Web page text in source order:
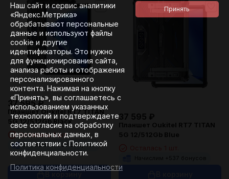
37 595 ₽
Планшет Oukitel RT7 TITAN
5G 12/512Gb Black
Осталась 1 шт.
Начислим +537 бонусов
В корзину
37 595 ₽
Планшет Oukitel RT7 TITAN
5G 12/512Gb Blue
Начислим + 537 бонусов
Наш сайт и сервис аналитики
«Яндекс.Метрика»
обрабатывают персональные
данные и используют файлы
cookie и другие
идентификаторы. Это нужно
для функционирования сайта,
анализа работы и отображения
персонализированного
контента. Нажимая на кнопку
«Принять», вы соглашаетесь с
использованием указанных
технологий и подтверждаете
свое согласие на обработку
персональных данных, в
соответствии с Политикой
конфиденциальности.
Политика конфиденциальности